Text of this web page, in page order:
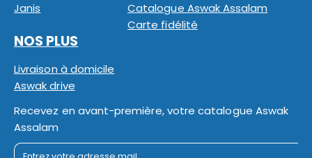
Janis
Catalogue Aswak Assalam
Carte fidélité
NOS PLUS
Livraison à domicile
Aswak drive
Recevez en avant-première, votre catalogue Aswak
Assalam